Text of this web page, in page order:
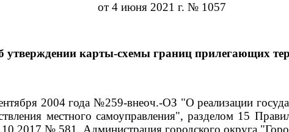
от 4 июня 2021 г. № 1057
утверждении карты-схемы границ прилегающих
2004 года №259-внеоч.-ОЗ "О реализации
местного самоуправления", разделом 15
№ 581, Администрация городского округа